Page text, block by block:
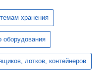
хранения
оборудования
лотков, контейнеров